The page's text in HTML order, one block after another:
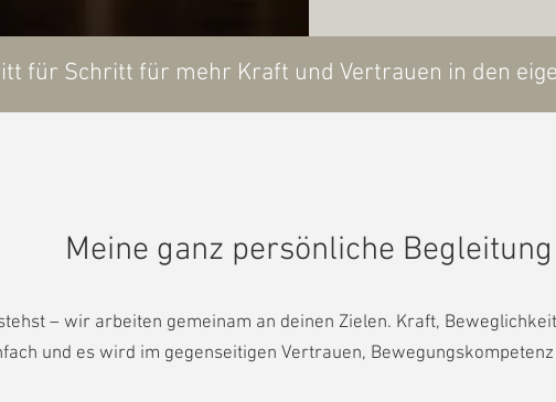
für Schritt für mehr Kraft und Vertrauen in den
Meine ganz persönliche Begleitung
– wir arbeiten gemeinam an deinen Zielen. Kraft,
und es wird im gegenseitigen Vertrauen,